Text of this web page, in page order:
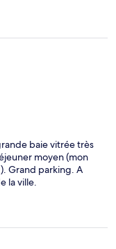
baie vitrée très
moyen (mon
Grand parking. A
la ville.